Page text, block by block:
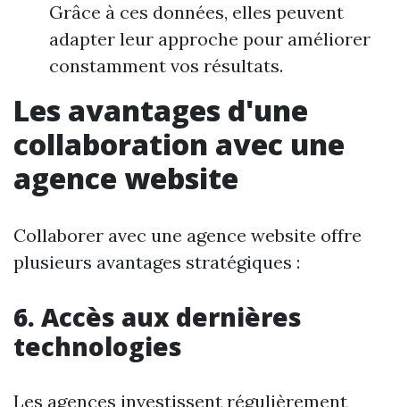
Grâce à ces données, elles peuvent
adapter leur approche pour améliorer
constamment vos résultats.
Les avantages d'une
collaboration avec une
agence website
Collaborer avec une agence website offre
plusieurs avantages stratégiques :
6. Accès aux dernières
technologies
Les agences investissent régulièrement